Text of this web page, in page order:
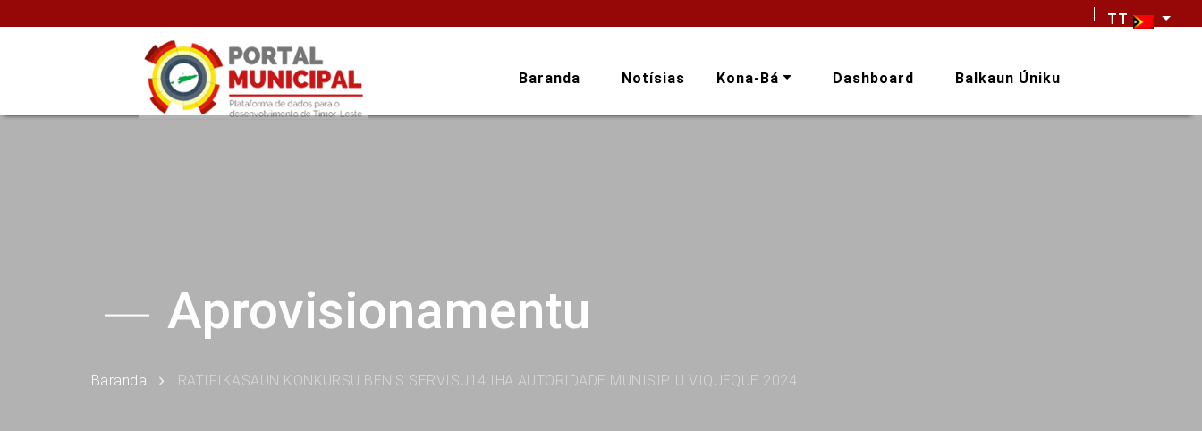
TT
Baranda Notísias Kona-Bá Dashboard Balkaun Úniku
Aprovisionamentu
Baranda RATIFIKASAUN KONKURSU BEN’S SERVISU14 IHA AUTORIDADE MUNISIPIU VIQUEQUE 2024